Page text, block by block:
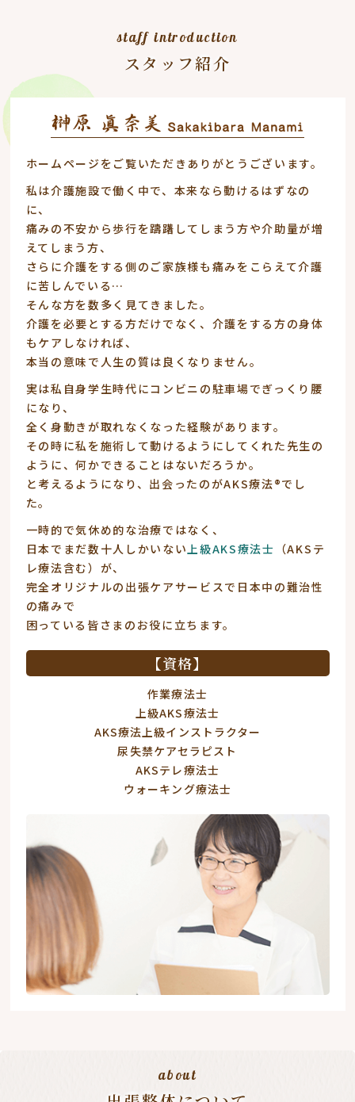
staff introduction
スタッフ紹介
ホームページをご覧いただきありがとうございます。
私は介護施設で働く中で、本来なら動けるはずなの
に、
痛みの不安から歩行を躊躇してしまう方や介助量が増
えてしまう方、
さらに介護をする側のご家族様も痛みをこらえて介護
に苦しんでいる…
そんな方を数多く見てきました。
介護を必要とする方だけでなく、介護をする方の身体
もケアしなければ、
本当の意味で人生の質は良くなりません。
実は私自身学生時代にコンビニの駐車場でぎっくり腰
になり、
全く身動きが取れなくなった経験があります。
その時に私を施術して動けるようにしてくれた先生の
ように、何かできることはないだろうか。
と考えるようになり、出会ったのがAKS療法®でし
た。
一時的で気休め的な治療ではなく、
日本でまだ数十人しかいない上級AKS療法士 （AKSテ
レ療法含む）が、
完全オリジナルの出張ケアサービスで日本中の難治性
の痛みで
困っている皆さまのお役に立ちます。
【資格】
作業療法士
上級AKS療法士
AKS療法上級インストラクター
尿失禁ケアセラピスト
AKSテレ療法士
ウォーキング療法士
about